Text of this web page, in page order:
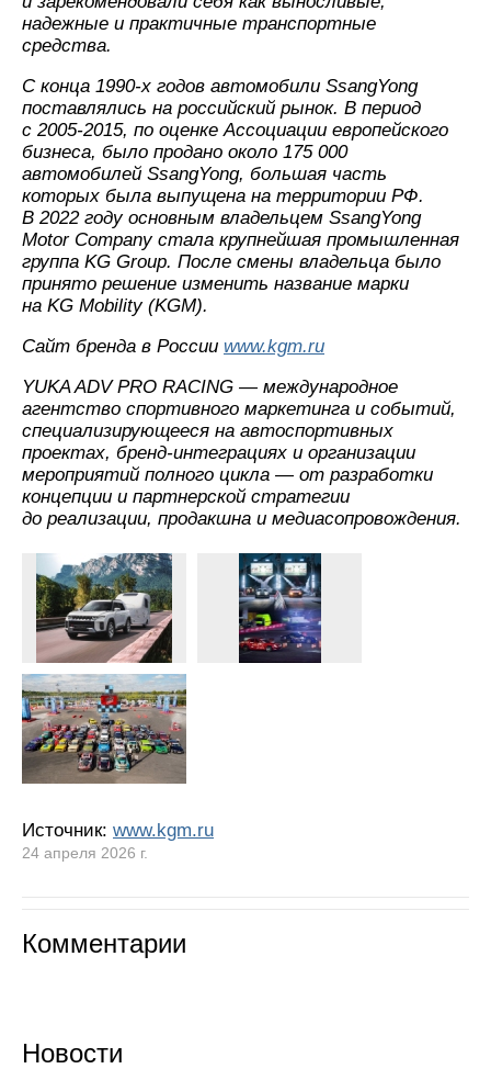
надежные и практичные транспортные
средства.
С конца 1990-х годов автомобили SsangYong
поставлялись на российский рынок. В период
с 2005-2015, по оценке Ассоциации европейского
бизнеса, было продано около 175 000
автомобилей SsangYong, большая часть
которых была выпущена на территории РФ.
В 2022 году основным владельцем SsangYong
Motor Company стала крупнейшая промышленная
группа KG Group. После смены владельца было
принято решение изменить название марки
на KG Mobility (KGM).
Сайт бренда в России www.kgm.ru
YUKA ADV PRO RACING — международное
агентство спортивного маркетинга и событий,
специализирующееся на автоспортивных
проектах, бренд-интеграциях и организации
мероприятий полного цикла — от разработки
концепции и партнерской стратегии
до реализации, продакшна и медиасопровождения.
Источник: www.kgm.ru
24 апреля 2026 г.
Комментарии
Новости